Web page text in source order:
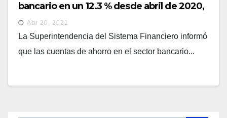
bancario en un 12.3 % desde abril de 2020,
confirma la SSF
Abr 20, 2021
La Superintendencia del Sistema Financiero informó
que las cuentas de ahorro en el sector bancario...